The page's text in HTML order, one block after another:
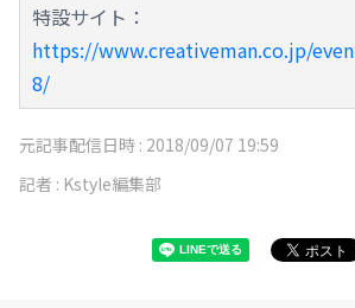
特設サイト：
https://www.creativeman.co.jp/
8/
元記事配信日時 : 2018/09/07 19:59
記者 : Kstyle編集部